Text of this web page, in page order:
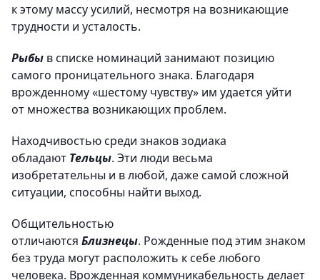
к этому массу усилий, несмотря на возникающие
трудности и усталость.
Рыбы в списке номинаций занимают позицию
самого проницательного знака. Благодаря
врожденному «шестому чувству» им удается уйти
от множества возникающих проблем.
Находчивостью среди знаков зодиака
обладают Тельцы. Эти люди весьма
изобретательны и в любой, даже самой сложной
ситуации, способны найти выход.
Общительностью
отличаются Близнецы. Рожденные под этим знаком
без труда могут расположить к себе любого
человека. Врожденная коммуникабельность делает